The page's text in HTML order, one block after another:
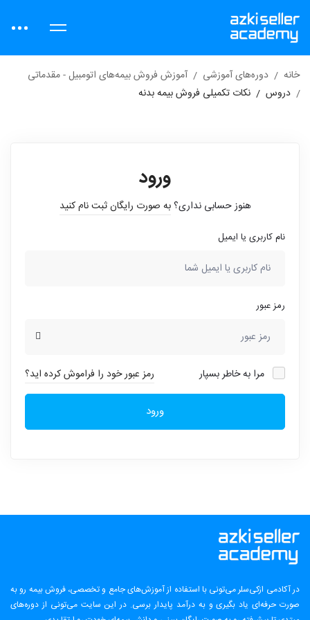
خانه دوره‌های آموزشی
آموزش فروش بیمه‌های اتومبیل - مقدماتی
دروس
نکات تکمیلی فروش بیمه بدنه
ورود
هنوز حسابی نداری؟به صورت رایگان ثبت نام کنید
نام کاربری یا ایمیل
رمز عبور
مرا به خاطر بسپار رمز عبور خود را فراموش کرده اید؟
ورود
در آکادمی ازکی‌سلر می‌تونی با استفاده از آموزش‌های جامع و تخصصی، فروش بیمه رو به
صورت حرفه‌ای یاد بگیری و به درآمد پایدار برسی. در این سایت می‌تونی از دوره‌های